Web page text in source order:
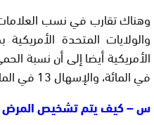
وهناك تقارب في نسب
والولايات المتحدة
في المائة، والإسهال 13 في المائة.
س – كيف يتم تشخيص المرض